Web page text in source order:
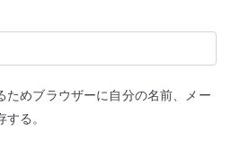
ためブラウザーに自分の名前、メー
る。